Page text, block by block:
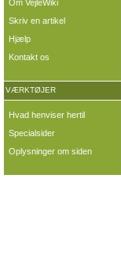
Om VejleWiki
Skriv en artikel
Hjælp
Kontakt os
VÆRKTØJER
Hvad henviser hertil
Specialsider
Oplysninger om siden